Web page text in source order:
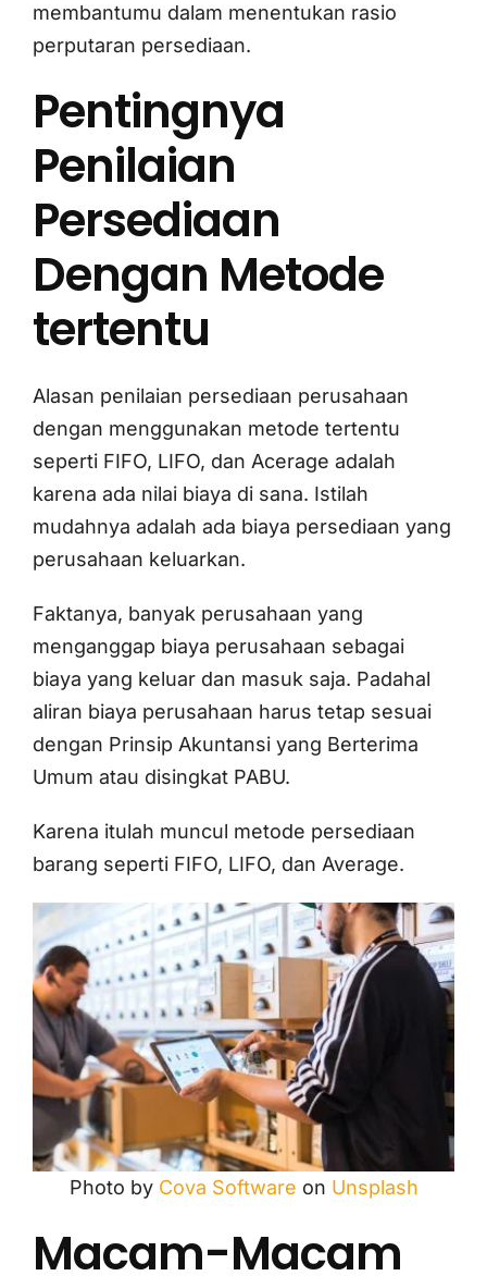
membantumu dalam menentukan rasio
perputaran persediaan.
Pentingnya
Penilaian
Persediaan
Dengan Metode
tertentu
Alasan penilaian persediaan perusahaan
dengan menggunakan metode tertentu
seperti FIFO, LIFO, dan Acerage adalah
karena ada nilai biaya di sana. Istilah
mudahnya adalah ada biaya persediaan yang
perusahaan keluarkan.
Faktanya, banyak perusahaan yang
menganggap biaya perusahaan sebagai
biaya yang keluar dan masuk saja. Padahal
aliran biaya perusahaan harus tetap sesuai
dengan Prinsip Akuntansi yang Berterima
Umum atau disingkat PABU.
Karena itulah muncul metode persediaan
barang seperti FIFO, LIFO, dan Average.
Photo by Cova Software on Unsplash
Macam-Macam